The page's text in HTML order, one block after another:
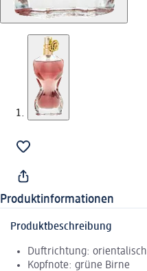
Produktinformationen
Produktbeschreibung
Duftrichtung: orientalisch
Kopfnote: grüne Birne